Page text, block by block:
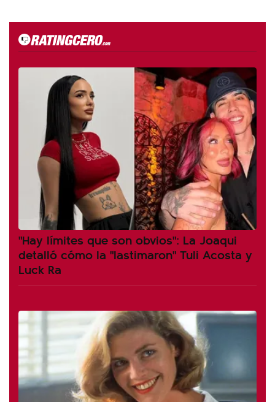
"Hay límites que son obvios": La Joaqui
detalló cómo la "lastimaron" Tuli Acosta y
Luck Ra